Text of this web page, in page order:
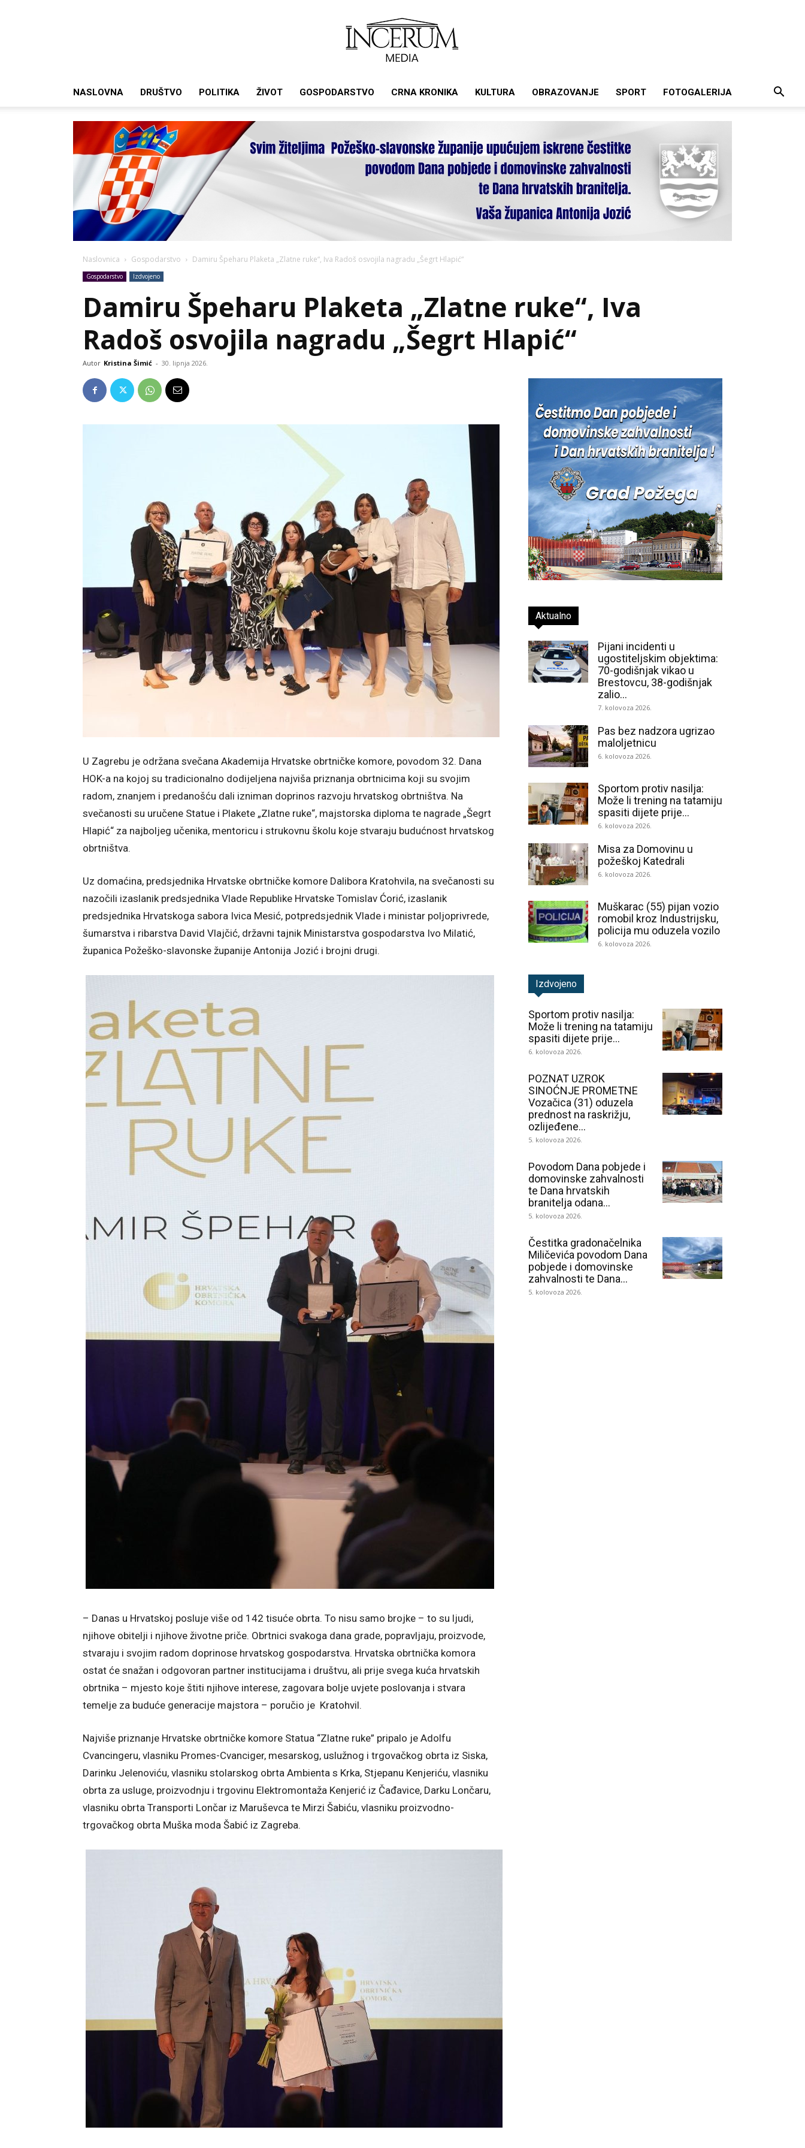
NASLOVNA DRUŠTVO POLITIKA ŽIVOT GOSPODARSTVO CRNA KRONIKA KULTURA OBRAZOVANJE SPORT FOTOGALERIJA
Naslovnica Gospodarstvo Damiru Špeharu Plaketa „Zlatne ruke“, Iva Radoš osvojila nagradu „Šegrt Hlapić“
Gospodarstvo Izdvojeno
Damiru Špeharu Plaketa „Zlatne ruke“, Iva
Radoš osvojila nagradu „Šegrt Hlapić“
Autor Kristina Šimić - 30. lipnja 2026.
U Zagrebu je održana svečana Akademija Hrvatske obrtničke komore, povodom 32. Dana
HOK-a na kojoj su tradicionalno dodijeljena najviša priznanja obrtnicima koji su svojim
radom, znanjem i predanošću dali izniman doprinos razvoju hrvatskog obrtništva. Na
svečanosti su uručene Statue i Plakete „Zlatne ruke“, majstorska diploma te nagrade „Šegrt
Hlapić“ za najboljeg učenika, mentoricu i strukovnu školu koje stvaraju budućnost hrvatskog
obrtništva.
Uz domaćina, predsjednika Hrvatske obrtničke komore Dalibora Kratohvila, na svečanosti su
nazočili izaslanik predsjednika Vlade Republike Hrvatske Tomislav Ćorić, izaslanik
predsjednika Hrvatskoga sabora Ivica Mesić, potpredsjednik Vlade i ministar poljoprivrede,
šumarstva i ribarstva David Vlajčić, državni tajnik Ministarstva gospodarstva Ivo Milatić,
županica Požeško-slavonske županije Antonija Jozić i brojni drugi.
– Danas u Hrvatskoj posluje više od 142 tisuće obrta. To nisu samo brojke – to su ljudi,
njihove obitelji i njihove životne priče. Obrtnici svakoga dana grade, popravljaju, proizvode,
stvaraju i svojim radom doprinose hrvatskog gospodarstva. Hrvatska obrtnička komora
ostat će snažan i odgovoran partner institucijama i društvu, ali prije svega kuća hrvatskih
obrtnika – mjesto koje štiti njihove interese, zagovara bolje uvjete poslovanja i stvara
temelje za buduće generacije majstora – poručio je Kratohvil.
Najviše priznanje Hrvatske obrtničke komore Statua “Zlatne ruke” pripalo je Adolfu
Cvancingeru, vlasniku Promes-Cvanciger, mesarskog, uslužnog i trgovačkog obrta iz Siska,
Darinku Jelenoviću, vlasniku stolarskog obrta Ambienta s Krka, Stjepanu Kenjeriću, vlasniku
obrta za usluge, proizvodnju i trgovinu Elektromontaža Kenjerić iz Čađavice, Darku Lončaru,
vlasniku obrta Transporti Lončar iz Maruševca te Mirzi Šabiću, vlasniku proizvodno-
trgovačkog obrta Muška moda Šabić iz Zagreba.
Aktualno
Pijani incidenti u
ugostiteljskim objektima:
70-godišnjak vikao u
Brestovcu, 38-godišnjak
zalio...
7. kolovoza 2026.
Pas bez nadzora ugrizao
maloljetnicu
6. kolovoza 2026.
Sportom protiv nasilja:
Može li trening na tatamiju
spasiti dijete prije...
6. kolovoza 2026.
Misa za Domovinu u
požeškoj Katedrali
6. kolovoza 2026.
Muškarac (55) pijan vozio
romobil kroz Industrijsku,
policija mu oduzela vozilo
6. kolovoza 2026.
Izdvojeno
Sportom protiv nasilja:
Može li trening na tatamiju
spasiti dijete prije...
6. kolovoza 2026.
POZNAT UZROK
SINOĆNJE PROMETNE
Vozačica (31) oduzela
prednost na raskrižju,
ozlijeđene...
5. kolovoza 2026.
Povodom Dana pobjede i
domovinske zahvalnosti
te Dana hrvatskih
branitelja odana...
5. kolovoza 2026.
Čestitka gradonačelnika
Miličevića povodom Dana
pobjede i domovinske
zahvalnosti te Dana...
5. kolovoza 2026.